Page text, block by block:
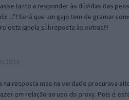
tanto a responder às dúvidas das
.:.”! Será que um gajo tem de gramar
esta janela subreposta às outras!!!
resposta mas na verdade procurava
em relação ao uso do proxy. Pois é